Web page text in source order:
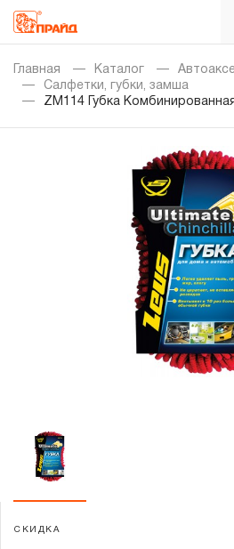
Каталог
Золотая лихорадка
Уцененный товар
Гарантия и сервис
Доставка и оплата
Забыли
Главная Каталог
Салфетки, губки, замша
ZM114 Губка
СКИДКА